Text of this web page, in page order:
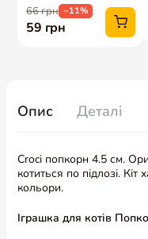
Опис Деталі
Croci попкорн 4.5 см.
котиться по підлозі. Кіт
кольори.
Іграшка для котів